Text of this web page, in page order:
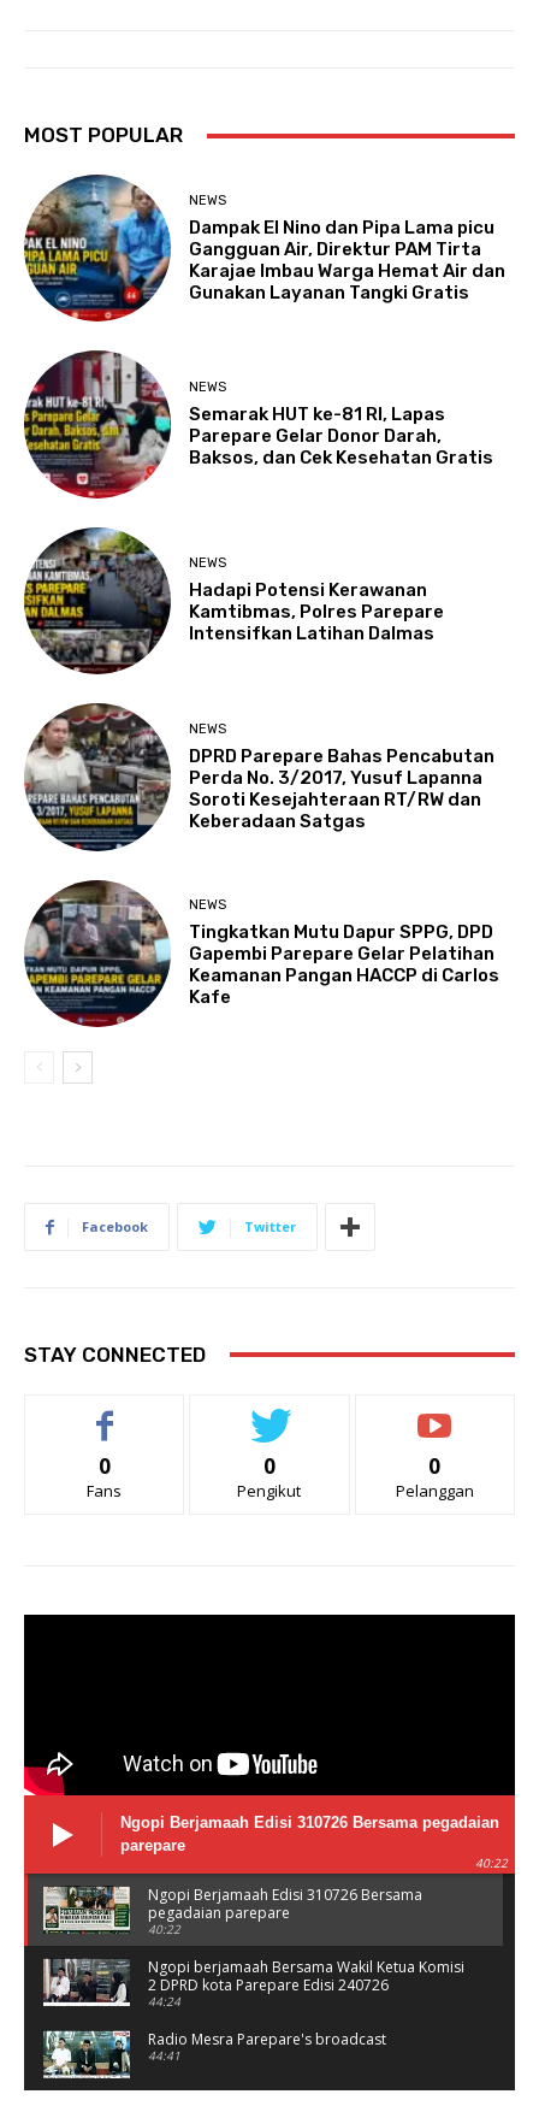
MOST POPULAR
NEWS
Dampak El Nino dan Pipa Lama picu
Gangguan Air, Direktur PAM Tirta
Karajae Imbau Warga Hemat Air dan
Gunakan Layanan Tangki Gratis
NEWS
Semarak HUT ke-81 RI, Lapas
Parepare Gelar Donor Darah,
Baksos, dan Cek Kesehatan Gratis
NEWS
Hadapi Potensi Kerawanan
Kamtibmas, Polres Parepare
Intensifkan Latihan Dalmas
NEWS
DPRD Parepare Bahas Pencabutan
Perda No. 3/2017, Yusuf Lapanna
Soroti Kesejahteraan RT/RW dan
Keberadaan Satgas
NEWS
Tingkatkan Mutu Dapur SPPG, DPD
Gapembi Parepare Gelar Pelatihan
Keamanan Pangan HACCP di Carlos
Kafe
Facebook Twitter
STAY CONNECTED
0
Fans
0
Pengikut
0
Pelanggan
Ngopi Berjamaah Edisi 310726 Bersama pegadaian
parepare
40:22
Ngopi Berjamaah Edisi 310726 Bersama
pegadaian parepare
40:22
Ngopi berjamaah Bersama Wakil Ketua Komisi
2 DPRD kota Parepare Edisi 240726
44:24
Radio Mesra Parepare's broadcast
44:41